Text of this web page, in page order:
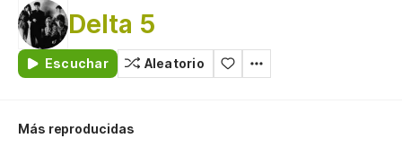
Delta 5
Escuchar Aleatorio
Más reproducidas